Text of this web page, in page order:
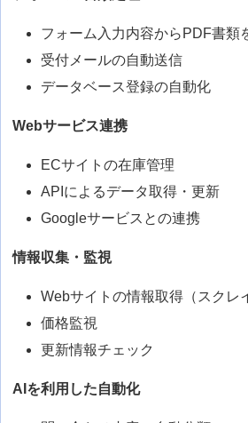
フォーム入力内容からPDF書類
受付メールの自動送信
データベース登録の自動化
Webサービス連携
ECサイトの在庫管理
APIによるデータ取得・更新
Googleサービスとの連携
情報収集・監視
Webサイトの情報取得（スクレ
価格監視
更新情報チェック
AIを利用した自動化